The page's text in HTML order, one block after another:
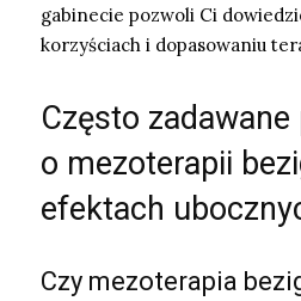
gabinecie pozwoli Ci
korzyściach i dopasowaniu
Często zadawane
o mezoterapii
efektach
Czy mezoterapia